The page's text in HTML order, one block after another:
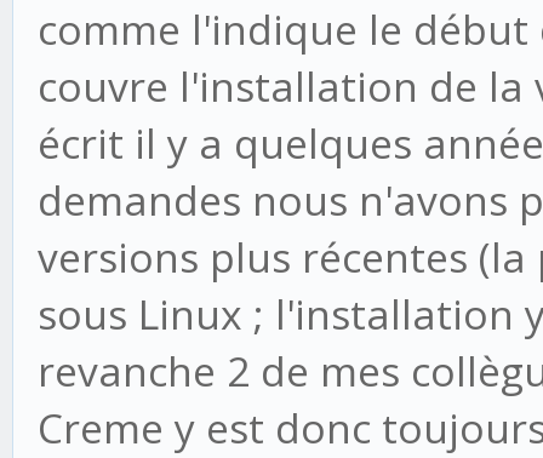
comme l'indique le
couvre l'installation de la
écrit il y a quelques
demandes nous n'avons
versions plus récentes
sous Linux ; l'installation
revanche 2 de mes
Creme y est donc